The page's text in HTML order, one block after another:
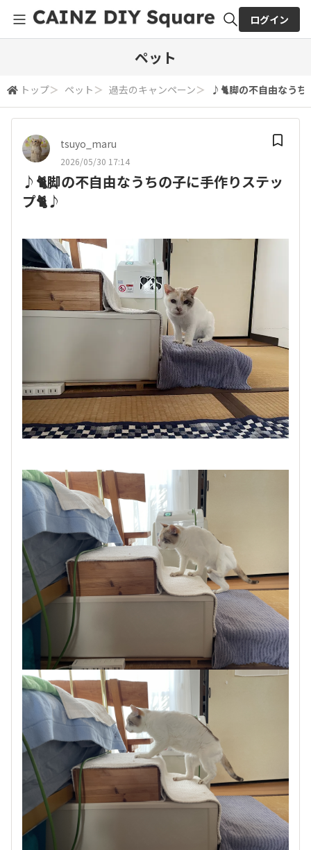
検索
ログイン
ペット
トップ＞ ペット ＞ 過去のキャンペーン＞ ♪🐈脚の不自由なう
tsuyo_maru
2026/05/30 17:14
♪🐈脚の不自由なうちの子に手作りステッ
プ🐈♪